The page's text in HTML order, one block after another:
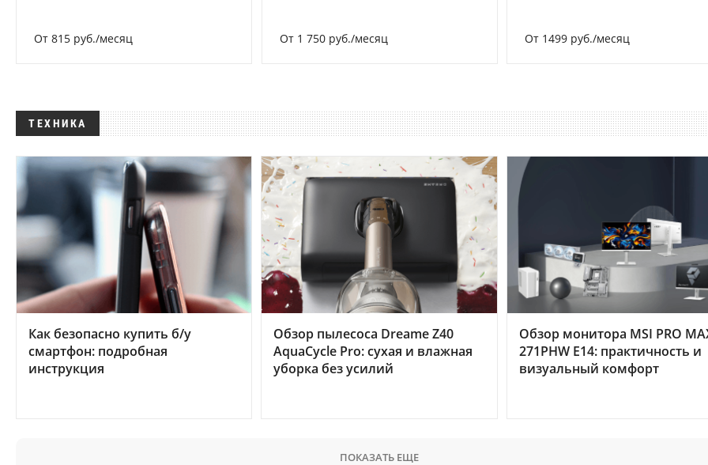
От 815 руб./месяц От 1 750 руб./месяц От 1499 руб./месяц
ТЕХНИКА
Как безопасно купить б/у
смартфон: подробная
инструкция
Обзор пылесоса Dreame Z40
AquaCycle Pro: сухая и влажная
уборка без усилий
Обзор монитора MSI PRO
271PHW E14: практичность и
визуальный комфорт
ПОКАЗАТЬ ЕЩЕ